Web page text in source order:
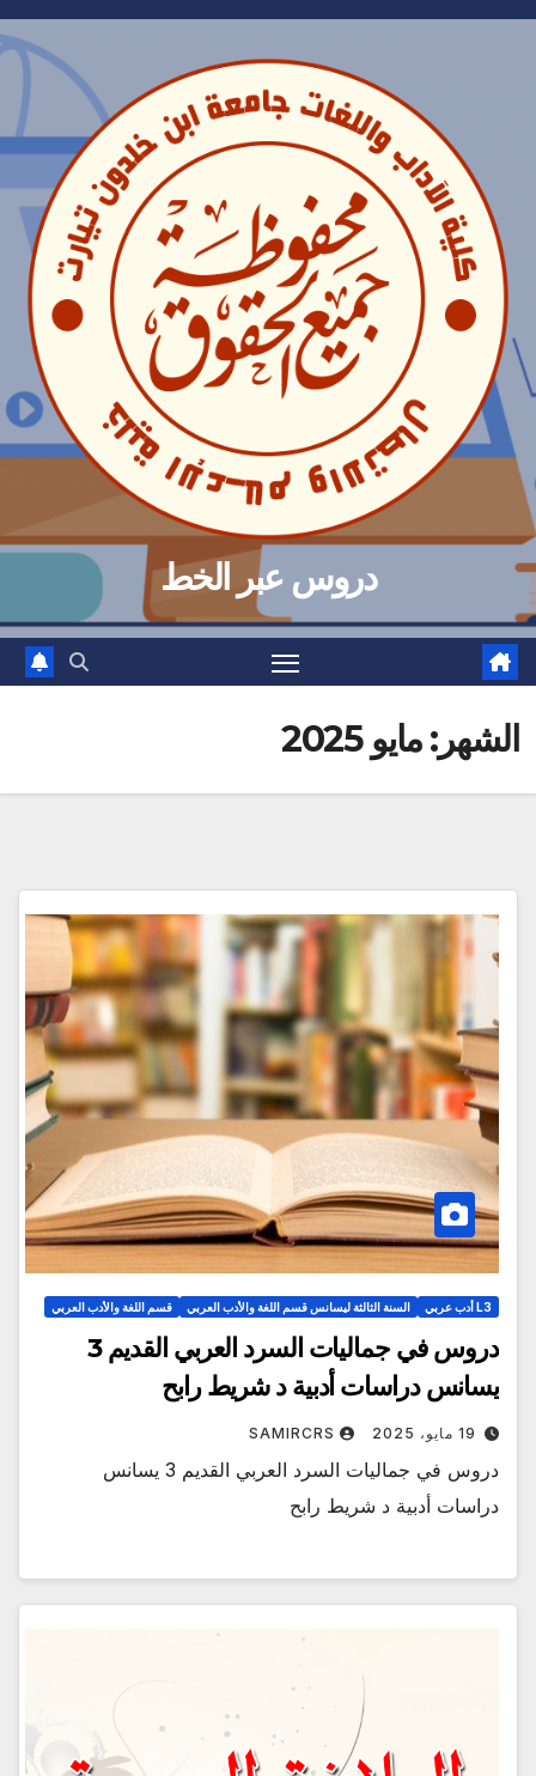
Skip
دروس عبر الخط
الشهر:مايو 2025
L3 أدب عربي السنة الثالثة ليسانس قسم اللغة والأدب العربي قسم اللغة والأدب العربي
دروس في جماليات السرد العربي القديم 3
يسانس دراسات أدبية د شريط رابح
19 مايو، 2025 SAMIRCRS
دروس في جماليات السرد العربي القديم 3 يسانس
دراسات أدبية د شريط رابح